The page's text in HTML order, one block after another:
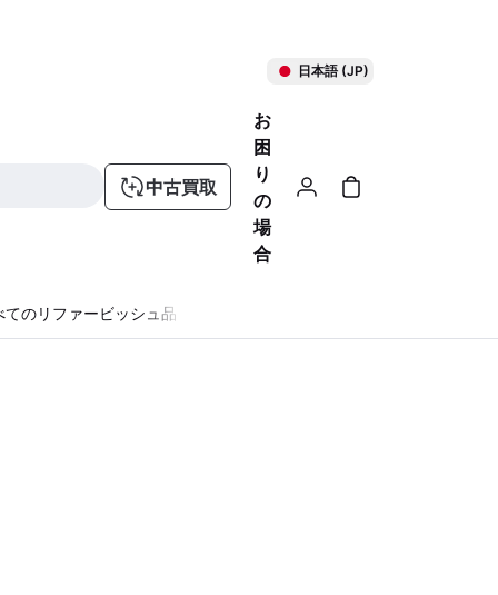
日本語 (JP)
中古買取
お
困
り
の
場
合
てのリファービッシュ品